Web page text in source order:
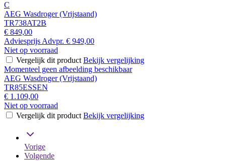
C
AEG Wasdroger (Vrijstaand)
TR738AT2B
€ 849,00
Adviesprijs Advpr. € 949,00
Niet op voorraad
Vergelijk dit product Bekijk vergelijking
Momenteel geen afbeelding beschikbaar
AEG Wasdroger (Vrijstaand)
TR85ESSEN
€ 1.109,00
Niet op voorraad
Vergelijk dit product Bekijk vergelijking
Vorige
Volgende